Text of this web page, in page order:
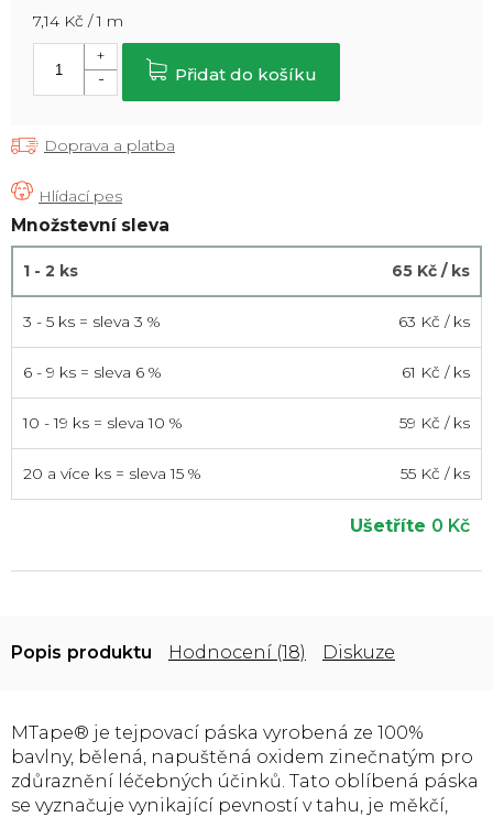
Množstevní sleva
1 - 2 ks 65 Kč / ks
3 - 5 ks = sleva 3 % 63 Kč / ks
6 - 9 ks = sleva 6 % 61 Kč / ks
10 - 19 ks = sleva 10 % 59 Kč / ks
20 a více ks = sleva 15 % 55 Kč / ks
Ušetříte 0 Kč
Měrná
cena:
7,14 Kč / 1 m
Přidat do košíku
Doprava a platba
Popis Hodnocení (18) Diskuze
MTape® je tejpovací páska vyrobená ze 100%
bavlny, bělená, napuštěná oxidem zinečnatým pro
zdůraznění léčebných účinků. Tato oblíbená páska
se vyznačuje vynikající pevností v tahu, je měkčí,